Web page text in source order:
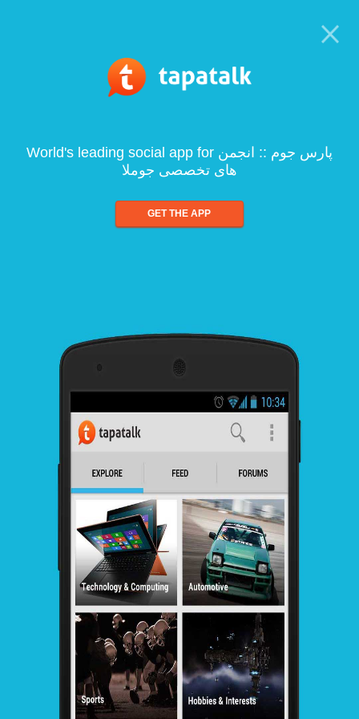
World's leading social app for پارس جوم :: انجمن
های تخصصی جوملا
GET THE APP